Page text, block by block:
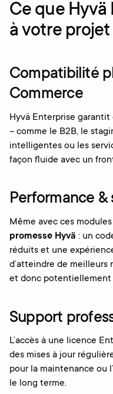
Ce que
à votre projet
Compatibilité
Commerce
Hyvä Enterprise
– comme le B2B, le
intelligentes ou les
façon fluide avec un
Performance
Même avec ces
promesse Hyvä : un
réduits et une
d’atteindre de meilleurs
et donc potentiellement
Support
L’accès à une licence
des mises à jour
pour la maintenance ou
le long terme.